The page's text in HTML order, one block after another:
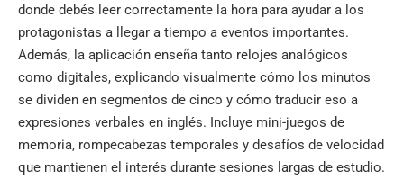
donde debés leer correctamente la hora para ayudar a los
protagonistas a llegar a tiempo a eventos importantes.
Además, la aplicación enseña tanto relojes analógicos
como digitales, explicando visualmente cómo los minutos
se dividen en segmentos de cinco y cómo traducir eso a
expresiones verbales en inglés. Incluye mini-juegos de
memoria, rompecabezas temporales y desafíos de velocidad
que mantienen el interés durante sesiones largas de estudio.